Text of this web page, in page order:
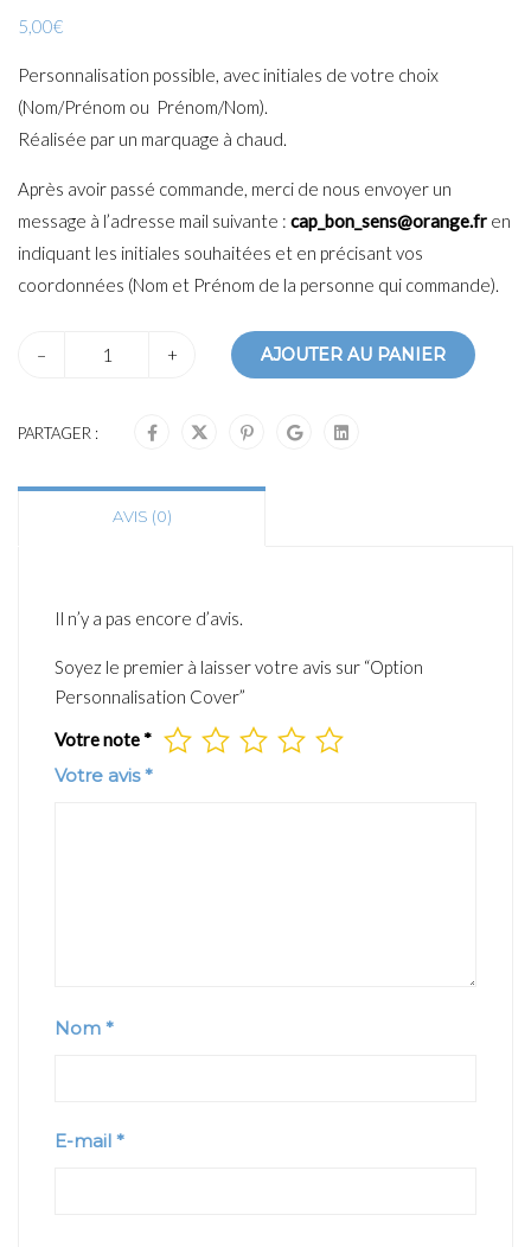
5,00€
Personnalisation possible, avec initiales de votre choix
(Nom/Prénom ou Prénom/Nom).
Réalisée par un marquage à chaud.
Après avoir passé commande, merci de nous envoyer un
message à l’adresse mail suivante : cap_bon_sens@orange.fr en
indiquant les initiales souhaitées et en précisant vos
coordonnées (Nom et Prénom de la personne qui commande).
– + AJOUTER AU PANIER
PARTAGER :
AVIS (0)
Il n’y a pas encore d’avis.
Soyez le premier à laisser votre avis sur “Option
Personnalisation Cover”
Votre note*
Votre avis*
Nom *
E-mail *